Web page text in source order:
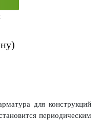
для конструкций
периодическим